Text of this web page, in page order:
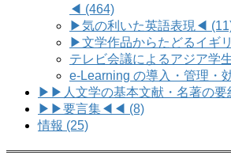
◀ (464)
▶気の利いた英語表現◀
▶文学作品からたどるイギ
テレビ会議によるアジア学
e-Learning の導入・管理・
▶▶人文学の基本文献・名著の
▶▶要言集◀◀ (8)
情報 (25)